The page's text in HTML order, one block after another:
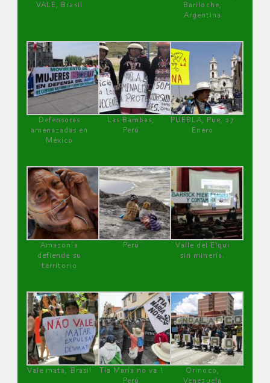
VALE, Brasil
Bariloche,
Argentina
Defensoras
amenazadas en
México
Las Bambas,
Perú
PUEBLA, Pue, 27
Enero
Amazonía
defiende su
territorio
Perú
Valle del Elqui
sin minería.
Vale mata, Brasil
Tía María no va !
Perú
Orinoco,
Venezuela